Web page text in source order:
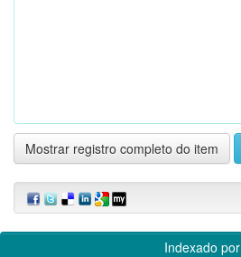
Mostrar registro completo do item
Indexado por